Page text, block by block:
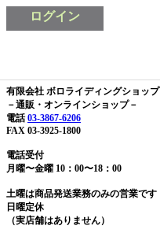
ログイン
有限会社 ボロライディングショップ
－通販・オンラインショップ－
電話03-3867-6206
FAX 03-3925-1800
電話受付
月曜〜金曜 10：00〜18：00
土曜は商品発送業務のみの営業です
日曜定休
（実店舗はありません）